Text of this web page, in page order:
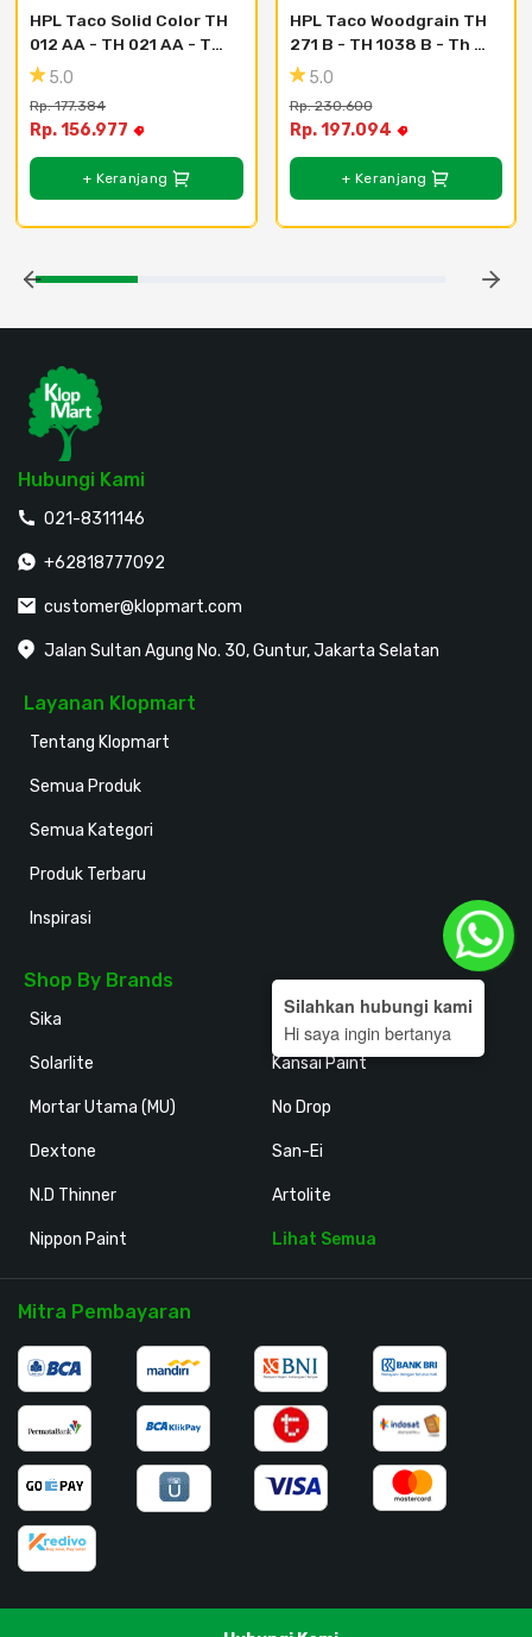
HPL Taco Solid Color TH
012 AA - TH 021 AA - Th
013 Aa - Ash Grey
5.0
Rp. 177.384
Rp. 156.977
+ Keranjang
HPL Taco Woodgrain TH
271 B - TH 1038 B - Th
271 B - Golden
5.0
Rp. 230.600
Rp. 197.094
+ Keranjang
Hubungi Kami
021-8311146
+62818777092
customer@klopmart.com
Jalan Sultan Agung No. 30, Guntur, Jakarta Selatan
Layanan Klopmart
Tentang Klopmart
Semua Produk
Semua Kategori
Produk Terbaru
Inspirasi
Shop By Brands
Sika
Solarlite
Mortar Utama (MU)
Dextone
N.D Thinner
Nippon Paint
Holodeck
Kansai Paint
No Drop
San-Ei
Artolite
Lihat Semua
Mitra Pembayaran
Silahkan hubungi kami
Hi saya ingin bertanya